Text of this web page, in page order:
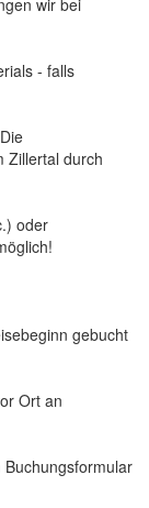
wir bei
- falls
Zillertal durch
oder
gebucht
Ort an